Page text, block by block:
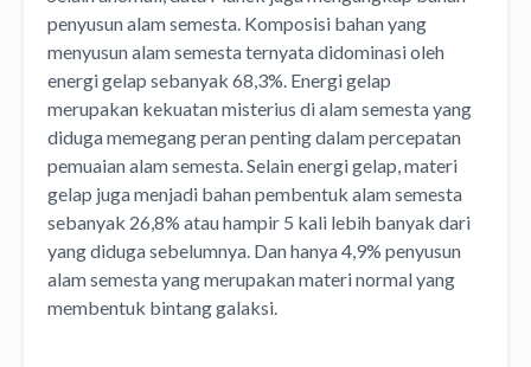
penyusun alam semesta. Komposisi bahan yang
menyusun alam semesta ternyata didominasi oleh
energi gelap sebanyak 68,3%. Energi gelap
merupakan kekuatan misterius di alam semesta yang
diduga memegang peran penting dalam percepatan
pemuaian alam semesta. Selain energi gelap, materi
gelap juga menjadi bahan pembentuk alam semesta
sebanyak 26,8% atau hampir 5 kali lebih banyak dari
yang diduga sebelumnya. Dan hanya 4,9% penyusun
alam semesta yang merupakan materi normal yang
membentuk bintang galaksi.